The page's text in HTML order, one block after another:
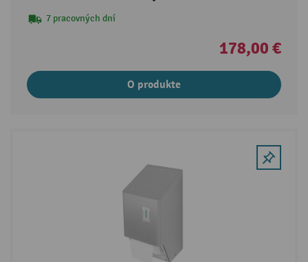
7 pracovných dní
178,00 €
O produkte